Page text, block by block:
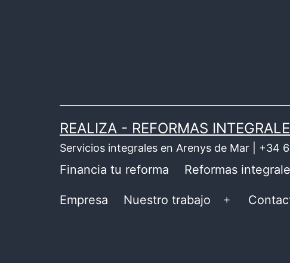
REALIZA - REFORMAS
Servicios integrales en Arenys de Mar | +34
Financia tu reforma Reformas
Empresa Nuestro trabajo
Abrir